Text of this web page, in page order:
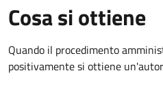
Cosa si ottiene
Quando il procedimento
positivamente si ottiene